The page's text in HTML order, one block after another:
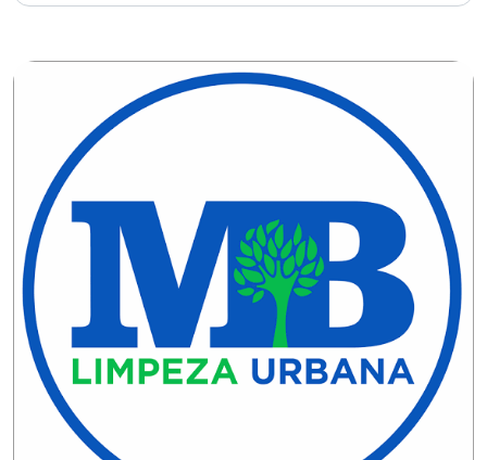
DO
CICLISMO
COMPETIÇÃO
COMPROMISSO
CONFERÊNCIA
DE
SAÚDE
CONQUISTA